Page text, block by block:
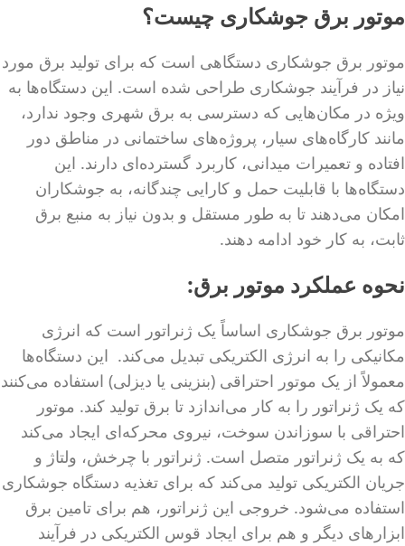
موتور برق جوشکاری چیست؟
موتور برق جوشکاری دستگاهی است که برای تولید برق مورد
نیاز در فرآیند جوشکاری طراحی شده است. این دستگاه‌ها به
ویژه در مکان‌هایی که دسترسی به برق شهری وجود ندارد،
مانند کارگاه‌های سیار، پروژه‌های ساختمانی در مناطق دور
افتاده و تعمیرات میدانی، کاربرد گسترده‌ای دارند. این
دستگاه‌ها با قابلیت حمل و کارایی چندگانه، به جوشکاران
امکان می‌دهند تا به طور مستقل و بدون نیاز به منبع برق
ثابت، به کار خود ادامه دهند.
نحوه عملکرد موتور برق:
موتور برق جوشکاری اساساً یک ژنراتور است که انرژی
مکانیکی را به انرژی الکتریکی تبدیل می‌کند. این دستگاه‌ها
معمولاً از یک موتور احتراقی (بنزینی یا دیزلی) استفاده می‌کنند
که یک ژنراتور را به کار می‌اندازد تا برق تولید کند. موتور
احتراقی با سوزاندن سوخت، نیروی محرکه‌ای ایجاد می‌کند
که به یک ژنراتور متصل است. ژنراتور با چرخش، ولتاژ و
جریان الکتریکی تولید می‌کند که برای تغذیه دستگاه جوشکاری
استفاده می‌شود. خروجی این ژنراتور، هم برای تامین برق
ابزارهای دیگر و هم برای ایجاد قوس الکتریکی در فرآیند